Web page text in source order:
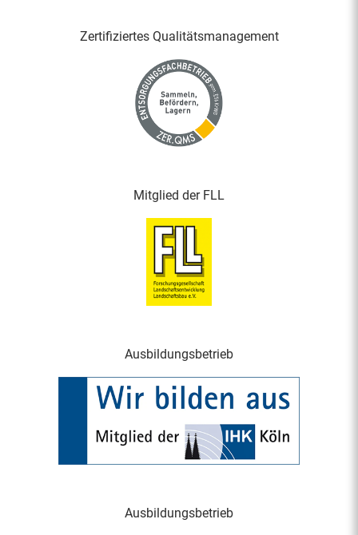
Zertifiziertes Qualitäts­management
Mitglied der FLL
Ausbildungsbetrieb
Ausbildungsbetrieb